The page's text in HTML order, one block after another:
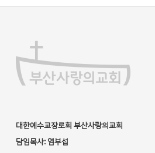
대한예수교장로회 부산사랑의교회
담임목사: 염부섭